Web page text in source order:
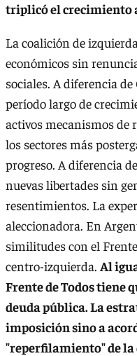
triplicó el crecimiento
La coalición de
económicos sin
sociales. A diferencia
período largo de
activos mecanismos
los sectores más
progreso. A diferencia
nuevas libertades sin
resentimientos. La
aleccionadora. En
similitudes con el
centro-izquierda. Al
Frente de Todos tiene
deuda pública. La
imposición sino a
"reperfilamiento" de la